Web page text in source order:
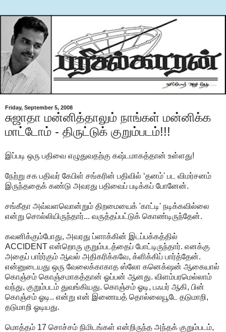
Friday, September 5, 2008
சுஜாதா மன்னித்தாலும் நாங்கள் மன்னிக்க
மாட்டோம் - திருட்டுக் குறும்படம்!!!
இப்படி ஒரு பதிவை எழுதுவதற்கு கஷ்டமாகத்தான் உள்ளது!
நேற்று சக பதிவர் கேபிள் சங்கரின் பதிவில் ‘தனம்' பட விமர்சனம்
இருந்ததைக் கண்டு அவரது பதிவைப் படிக்கப் போனேன்.
சங்கீதா அவ்வளவொன்றும் திறமையைக் 'காட்டி' நடிக்கவில்லை
என்று சொல்லியிருந்தார்... வருத்தப்பட்டுக் கொண்டிருந்தேன்.
கவனிக்கும்போது, அவரது ப்ளாக்கின் இடப்பக்கத்தில்
ACCIDENT என்றொரு குறும்படத்தைப் போட்டிருந்தார். எனக்கு
அதைப் பார்ர்கும் ஆவல் அதிகரிக்கவே, க்ளிக்கிப் பார்த்தேன்.
என்னுடையது ஒரு வேலைக்காகாத ஸ்லோ கனெக்‌ஷன் ஆகையால்
கொஞ்சம் கொஞ்சமாகத்தான் ஓப்பன் ஆனது. விளம்பரமெல்லாம்
வந்து, குறும்படம் துவங்கியது. கொஞ்சம் ஓடி, பஃபர் ஆகி, பின்
கொஞ்சம் ஓடி.. என்று என் இணையத் தொல்லையூடே தடுமாறி,
தடுமாறி ஓடியது.
மொத்தம் 17 சொச்சம் நிமிடங்கள் என்றிருந்த அந்தக் குறும்படம்,